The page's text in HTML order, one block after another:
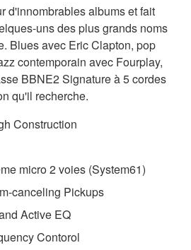
d'innombrables albums et fait
uns des plus grands noms
Blues avec Eric Clapton, pop
contemporain avec Fourplay,
BBNE2 Signature à 5 cordes
qu'il recherche.
Construction
micro 2 voies (System61)
canceling Pickups
Active EQ
Contorol